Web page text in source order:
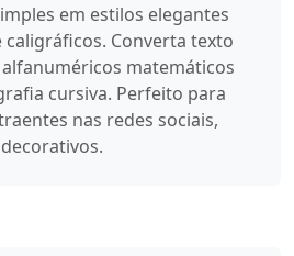
em estilos elegantes
Converta texto
matemáticos
cursiva. Perfeito para
nas redes sociais,